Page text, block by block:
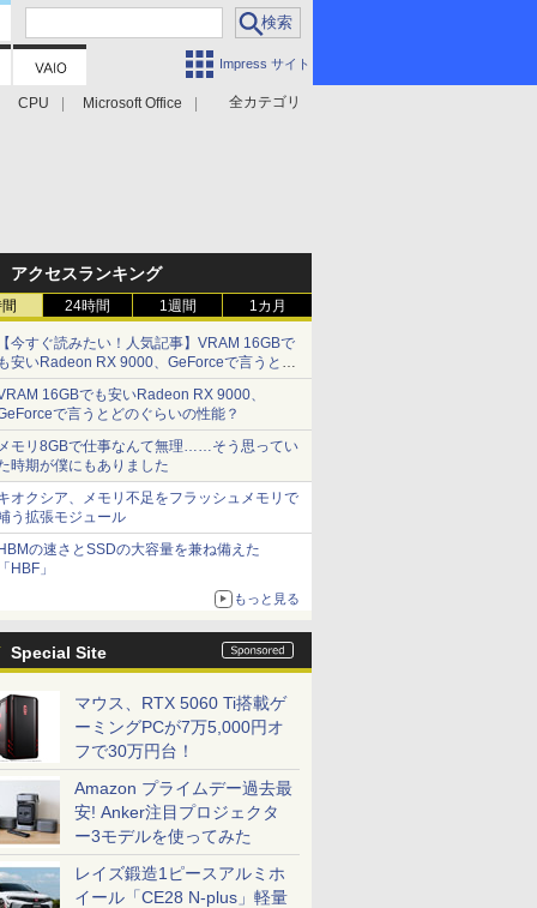
Impress サイト
全カテゴリ
CPU Microsoft Office
アクセスランキング
24時間 1週間 1カ月
今すぐ読みたい！人気記事】VRAM 16GBで
安いRadeon RX 9000、GeForceで言うとど
ぐらいの性能？ - PC Watch
16GBでも安いRadeon RX 9000、
で言うとどのぐらいの性能？
モリ8GBで仕事なんて無理……そう思ってい
時期が僕にもありました
オクシア、メモリ不足をフラッシュメモリで
う拡張モジュール
の速さとSSDの大容量を兼ね備えた
HBF」
もっと見る
Special Site
マウス、RTX 5060 Ti搭載ゲ
ーミングPCが7万5,000円オ
フで30万円台！
Amazon プライムデー過去最
安! Anker注目プロジェクタ
ー3モデルを使ってみた
レイズ鍛造1ピースアルミホ
イール「CE28 N-plus」軽量